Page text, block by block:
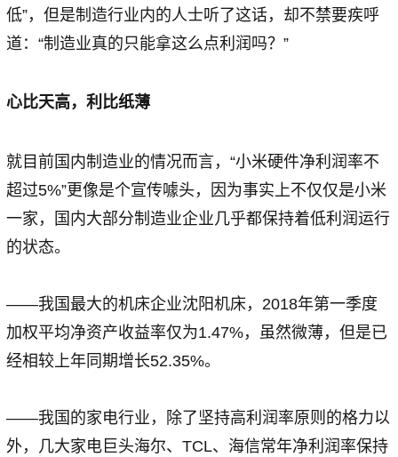
低”，但是制造行业内的人士听了这话，却不禁要疾呼
道：“制造业真的只能拿这么点利润吗？”
心比天高，利比纸薄
就目前国内制造业的情况而言，“小米硬件净利润率不
超过5%”更像是个宣传噱头，因为事实上不仅仅是小米
一家，国内大部分制造业企业几乎都保持着低利润运行
的状态。
——我国最大的机床企业沈阳机床，2018年第一季度
加权平均净资产收益率仅为1.47%，虽然微薄，但是已
经相较上年同期增长52.35%。
——我国的家电行业，除了坚持高利润率原则的格力以
外，几大家电巨头海尔、TCL、海信常年净利润率保持